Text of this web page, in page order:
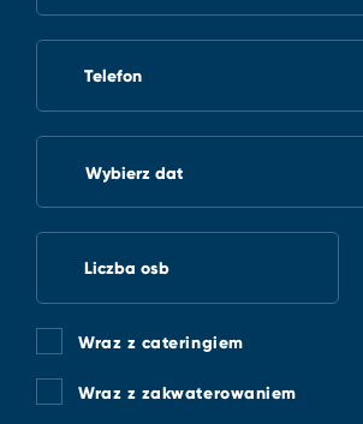
Telefon
Wybierz dat
Liczba osb
Wraz z cateringiem
Wraz z zakwaterowaniem